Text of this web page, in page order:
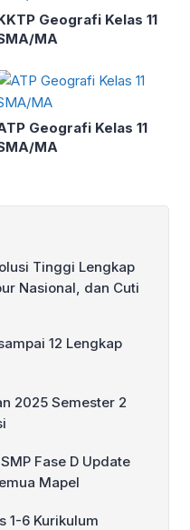
Geografi Kelas 11
MA
Geografi Kelas 11
MA
Tinggi Lengkap
Nasional, dan Cuti
12 Lengkap
2025 Semester 2
Fase D Update
Mapel
1-6 Kurikulum